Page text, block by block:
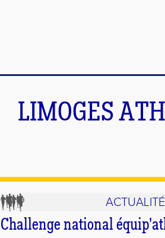
LIMOGES
Challenge national